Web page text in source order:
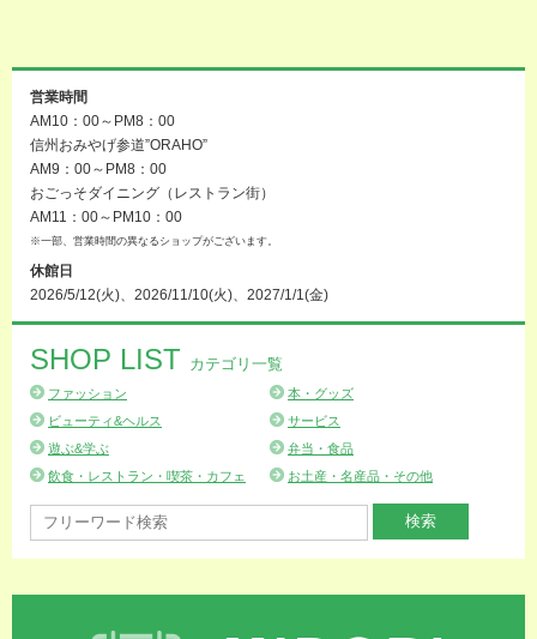
営業時間
AM10：00～PM8：00
信州おみやげ参道”ORAHO”
AM9：00～PM8：00
おごっそダイニング（レストラン街）
AM11：00～PM10：00
※一部、営業時間の異なるショップがございます。
休館日
2026/5/12(火)、2026/11/10(火)、2027/1/1(金)
SHOP LIST カテゴリ一覧
ファッション
本・グッズ
ビューティ&ヘルス
サービス
遊ぶ&学ぶ
弁当・食品
飲食・レストラン・喫茶・カフェ
お土産・名産品・その他